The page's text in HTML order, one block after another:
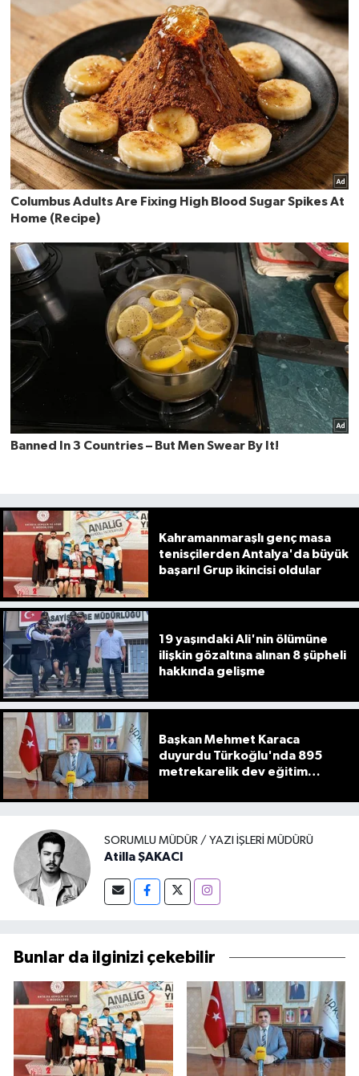
Kahramanmaraşlı genç masa
tenisçilerden Antalya'da büyük
başarı! Grup ikincisi oldular
19 yaşındaki Ali'nin ölümüne
ilişkin gözaltına alınan 8 şüpheli
hakkında gelişme
Başkan Mehmet Karaca
duyurdu Türkoğlu'nda 895
metrekarelik dev eğitim
SORUMLU MÜDÜR / YAZI İŞLERI MÜDÜRÜ
Atilla ŞAKACI
Bunlar da ilginizi çekebilir